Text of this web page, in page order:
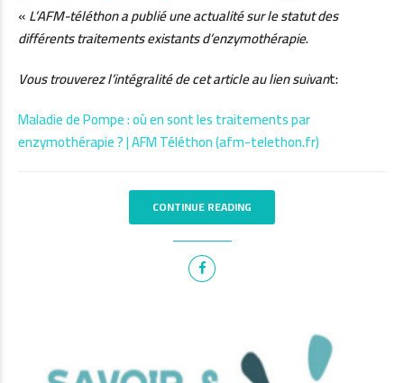
«L’AFM-téléthon a publié une actualité sur le statut des
différents traitements existants d’enzymothérapie.
Vous trouverez l’intégralité de cet article au lien suivant:
Maladie de Pompe : où en sont les traitements par
enzymothérapie ? | AFM Téléthon (afm-telethon.fr)
CONTINUE READING